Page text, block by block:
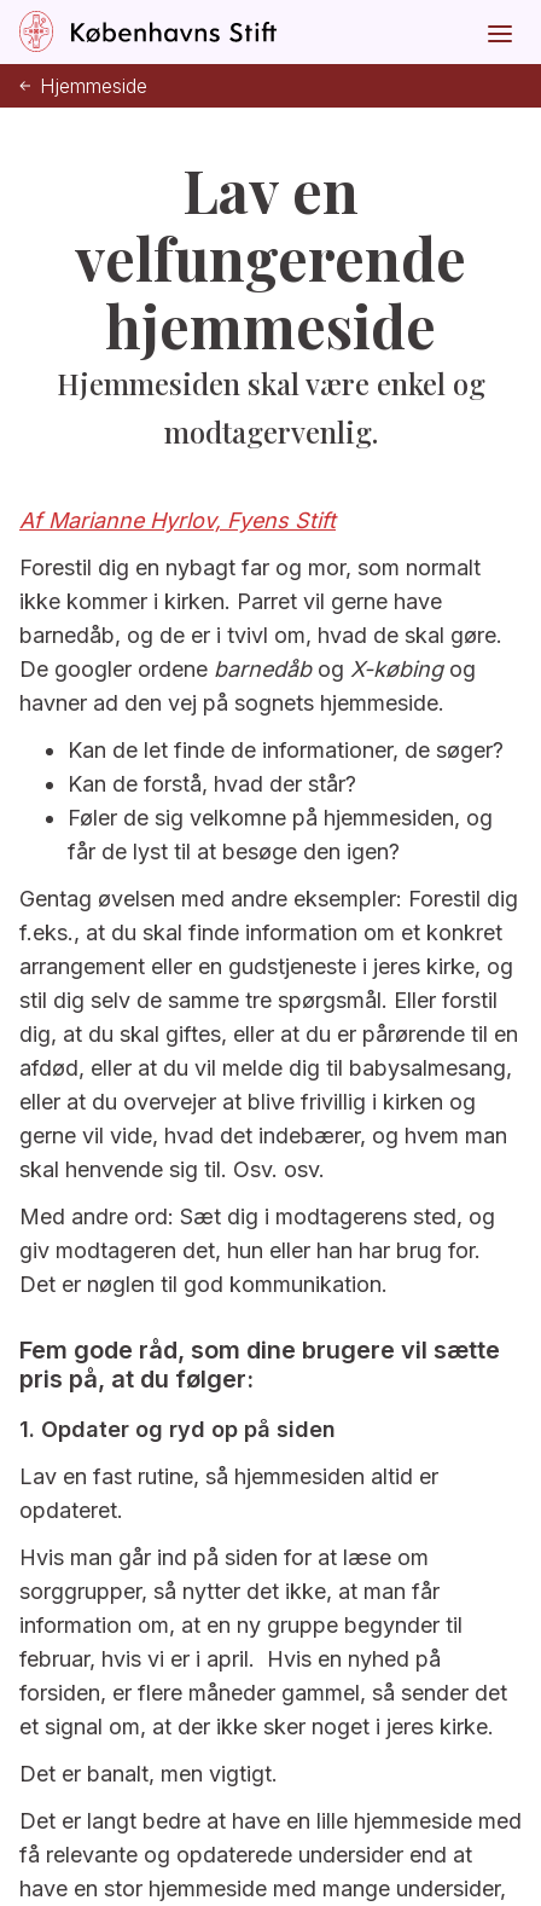
Hjemmeside
Lav en
velfungerende
hjemmeside
Hjemmesiden skal være enkel og
modtagervenlig.
Af Marianne Hyrlov, Fyens Stift
Forestil dig en nybagt far og mor, som normalt
ikke kommer i kirken. Parret vil gerne have
barnedåb, og de er i tvivl om, hvad de skal gøre.
De googler ordene barnedåbog X-købingog
havner ad den vej på sognets hjemmeside.
Kan de let finde de informationer, de søger?
Kan de forstå, hvad der står?
Føler de sig velkomne på hjemmesiden, og
får de lyst til at besøge den igen?
Gentag øvelsen med andre eksempler: Forestil dig
f.eks., at du skal finde information om et konkret
arrangement eller en gudstjeneste i jeres kirke, og
stil dig selv de samme tre spørgsmål. Eller forstil
dig, at du skal giftes, eller at du er pårørende til en
afdød, eller at du vil melde dig til babysalmesang,
eller at du overvejer at blive frivillig i kirken og
gerne vil vide, hvad det indebærer, og hvem man
skal henvende sig til. Osv. osv.
Med andre ord: Sæt dig i modtagerens sted, og
giv modtageren det, hun eller han har brug for.
Det er nøglen til god kommunikation.
Fem gode råd, som dine brugere vil sætte
pris på, at du følger:
1. Opdater og ryd op på siden
Lav en fast rutine, så hjemmesiden altid er
opdateret.
Hvis man går ind på siden for at læse om
sorggrupper, så nytter det ikke, at man får
information om, at en ny gruppe begynder til
februar, hvis vi er i april. Hvis en nyhed på
forsiden, er flere måneder gammel, så sender det
et signal om, at der ikke sker noget i jeres kirke.
Det er banalt, men vigtigt.
Det er langt bedre at have en lille hjemmeside med
få relevante og opdaterede undersider end at
have en stor hjemmeside med mange undersider,